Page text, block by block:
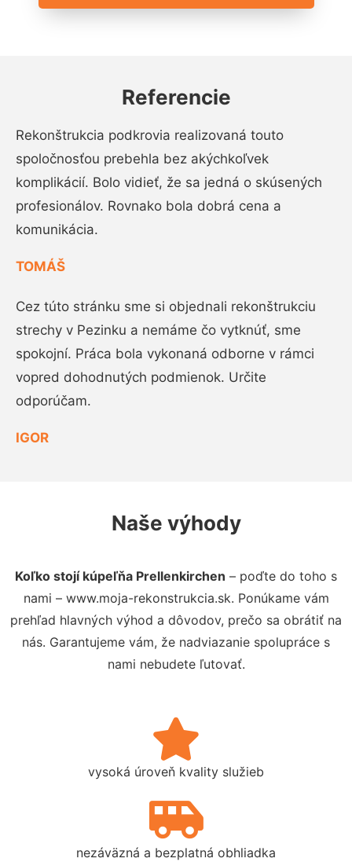
Referencie
Rekonštrukcia podkrovia realizovaná touto
spoločnosťou prebehla bez akýchkoľvek
komplikácií. Bolo vidieť, že sa jedná o skúsených
profesionálov. Rovnako bola dobrá cena a
komunikácia.
TOMÁŠ
Cez túto stránku sme si objednali rekonštrukciu
strechy v Pezinku a nemáme čo vytknúť, sme
spokojní. Práca bola vykonaná odborne v rámci
vopred dohodnutých podmienok. Určite
odporúčam.
IGOR
Naše výhody
Koľko stojí kúpeľňa Prellenkirchen – poďte do toho s
nami – www.moja-rekonstrukcia.sk. Ponúkame vám
prehľad hlavných výhod a dôvodov, prečo sa obrátiť na
nás. Garantujeme vám, že nadviazanie spolupráce s
nami nebudete ľutovať.
vysoká úroveň kvality služieb
nezáväzná a bezplatná obhliadka